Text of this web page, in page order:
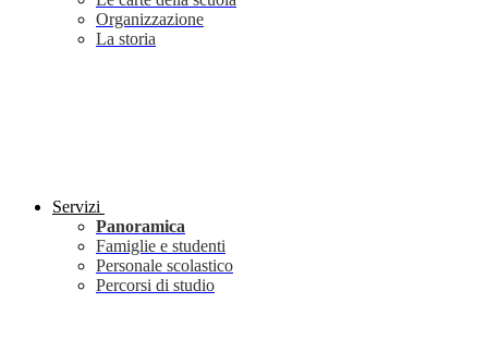
Organizzazione
La storia
Servizi
Panoramica
Famiglie e studenti
Personale scolastico
Percorsi di studio